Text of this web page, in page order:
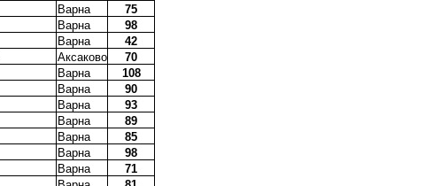
Варна
75
Варна
98
Варна
42
Аксаково
70
Варна
108
Варна
90
Варна
93
Варна
89
Варна
85
Варна
98
Варна
71